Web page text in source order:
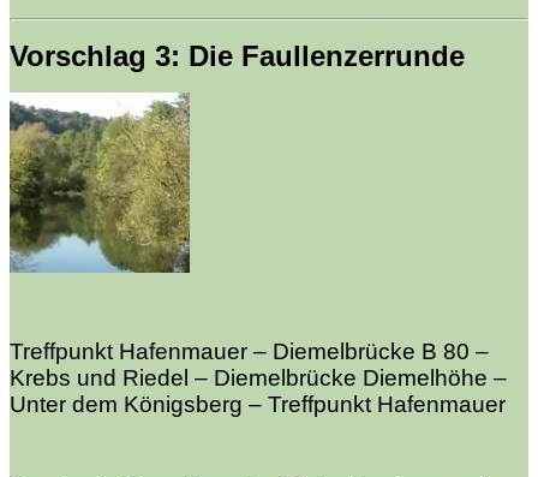
Vorschlag 3: Die Faullenzerrunde
Treffpunkt Hafenmauer – Diemelbrücke B 80 –
Krebs und Riedel – Diemelbrücke Diemelhöhe –
Unter dem Königsberg – Treffpunkt Hafenmauer